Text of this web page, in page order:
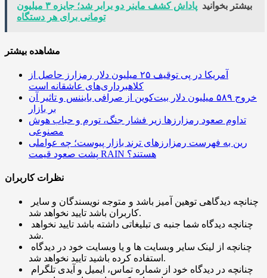
بیشتر بخوانید
پاداش کشف ماینر دو برابر شد؛ جایزه ۳ میلیون
تومانی برای هر دستگاه
مشاهده بیشتر
آمریکا در پی توقیف ۲۵ میلیون دلار رمزارز حاصل از
کلاهبرداری‌های عاشقانه است
خروج ۵۸۹ میلیون دلار بیت‌کوین از صرافی بایننس و تاثیر آن
بر بازار
تداوم صعود رمزارزها زیر فشار جنگ، تورم و حباب هوش
مصنوعی
رین به فهرست رمزارزهای ترند بازار پیوست؛ چه عواملی
پشت صعود قیمت RAIN هستند؟
نظرات کاربران
کاربران باشد تایید نخواهد شد.
شد.
استفاده کرده باشید تایید نخواهد شد.